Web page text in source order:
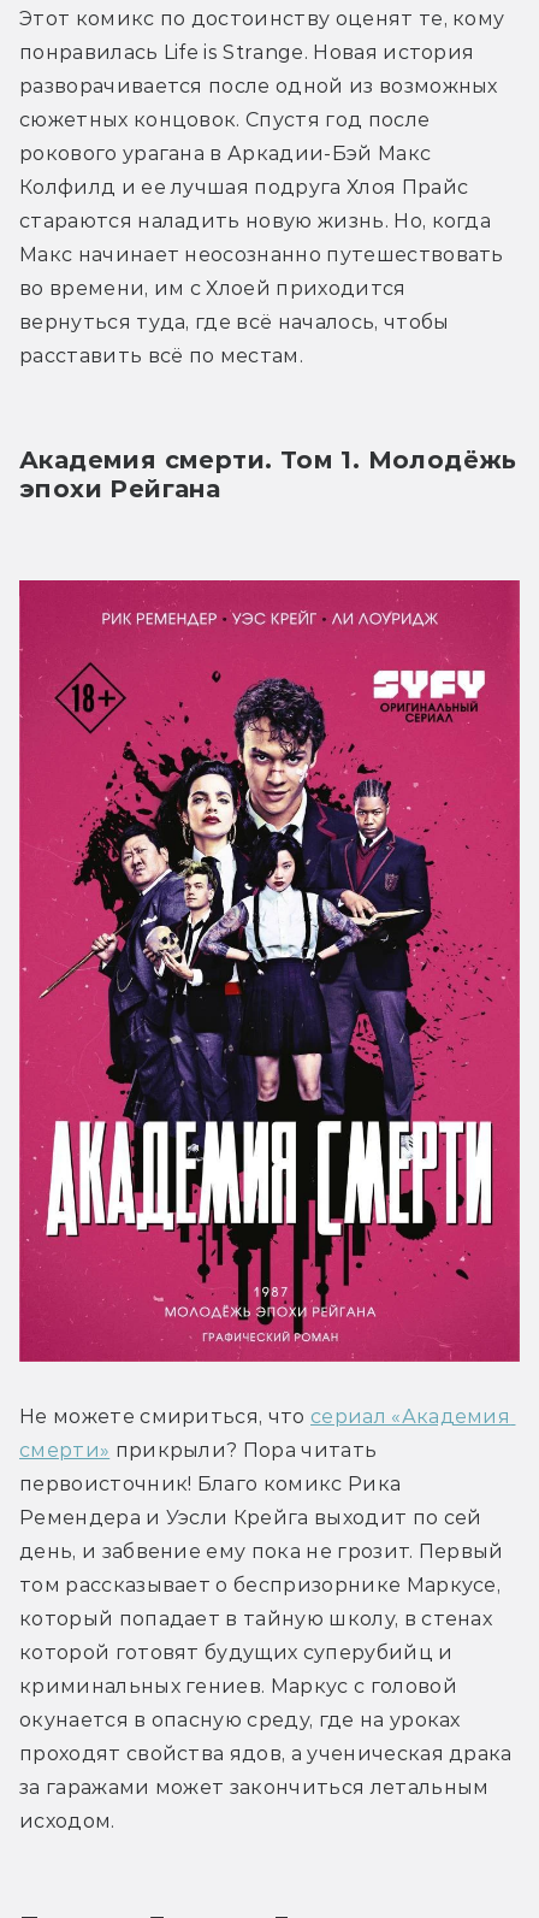
Этот комикс по достоинству оценят те, кому
понравилась Life is Strange. Новая история
разворачивается после одной из возможных
сюжетных концовок. Спустя год после
рокового урагана в Аркадии-Бэй Макс
Колфилд и ее лучшая подруга Хлоя Прайс
стараются наладить новую жизнь. Но, когда
Макс начинает неосознанно путешествовать
во времени, им с Хлоей приходится
вернуться туда, где всё началось, чтобы
расставить всё по местам.
Академия смерти. Том 1. Молодёжь
эпохи Рейгана
Не можете смириться, что сериал «Академия
смерти» прикрыли? Пора читать
первоисточник! Благо комикс Рика
Ремендера и Уэсли Крейга выходит по сей
день, и забвение ему пока не грозит. Первый
том рассказывает о беспризорнике Маркусе,
который попадает в тайную школу, в стенах
которой готовят будущих суперубийц и
криминальных гениев. Маркус с головой
окунается в опасную среду, где на уроках
проходят свойства ядов, а ученическая драка
за гаражами может закончиться летальным
исходом.